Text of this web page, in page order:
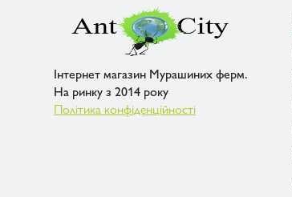
Інтернет магазин Мурашиних ферм.
На ринку з 2014 року
Політика конфіденційності